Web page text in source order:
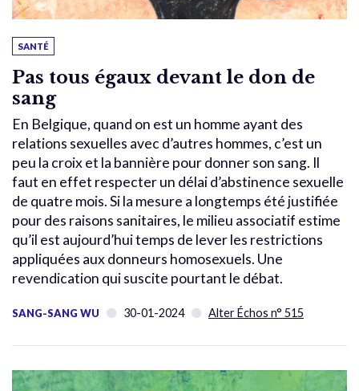
SANTÉ
Pas tous égaux devant le don de
sang
En Belgique, quand on est un homme ayant des
relations sexuelles avec d’autres hommes, c’est un
peu la croix et la bannière pour donner son sang. Il
faut en effet respecter un délai d’abstinence sexuelle
de quatre mois. Si la mesure a longtemps été justifiée
pour des raisons sanitaires, le milieu associatif estime
qu’il est aujourd’hui temps de lever les restrictions
appliquées aux donneurs homosexuels. Une
revendication qui suscite pourtant le débat.
SANG-SANG WU 30-01-2024 Alter Échos n° 515